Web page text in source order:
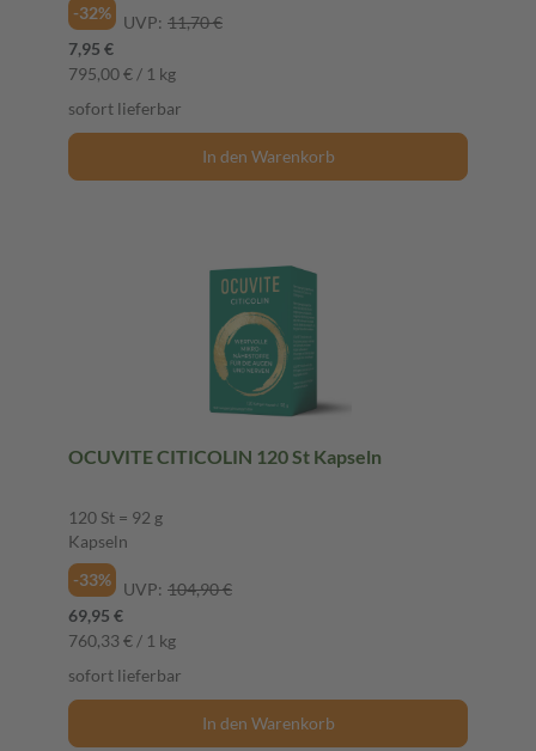
-32%
UVP: 11,70 €
7,95 €
795,00 € / 1 kg
sofort lieferbar
In den Warenkorb
OCUVITE CITICOLIN 120 St Kapseln
120 St = 92 g
Kapseln
-33%
UVP: 104,90 €
69,95 €
760,33 € / 1 kg
sofort lieferbar
In den Warenkorb